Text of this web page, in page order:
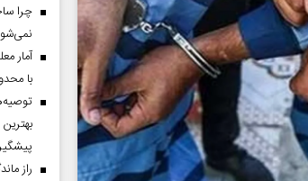
چرا
با
راز